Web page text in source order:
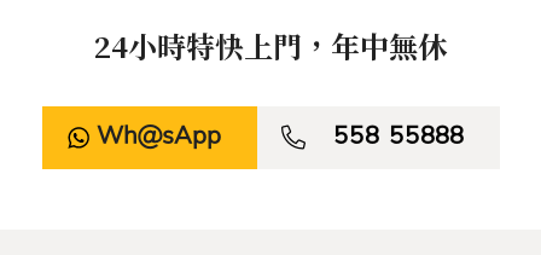
24小時特快上門，年中無休
WhatsApp  558 55888